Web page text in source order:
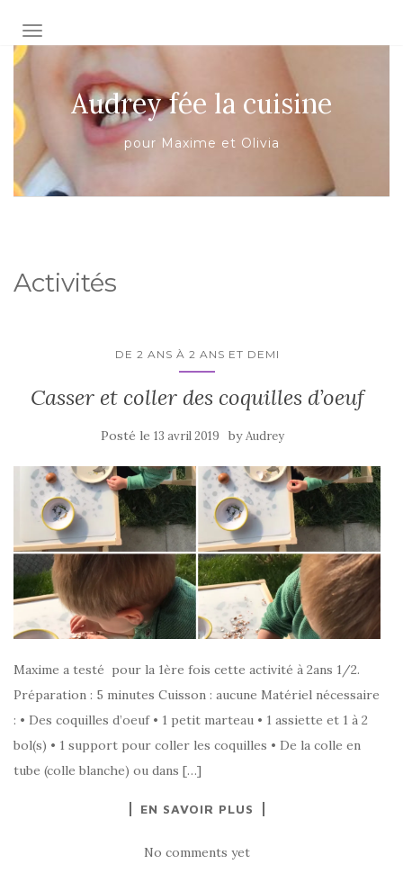
AFFICHER/MASQUER LA NAVIGATION
Audrey fée la cuisine
pour Maxime et Olivia
Activités
DE 2 ANS À 2 ANS ET DEMI
Casser et coller des coquilles d’oeuf
Posté le 13 avril 2019 byAudrey
Maxime a testé pour la 1ère fois cette activité à 2ans 1/2.
Préparation : 5 minutes Cuisson : aucune Matériel nécessaire
: • Des coquilles d’oeuf • 1 petit marteau • 1 assiette et 1 à 2
bol(s) • 1 support pour coller les coquilles • De la colle en
tube (colle blanche) ou dans […]
EN SAVOIR PLUS
No comments yet